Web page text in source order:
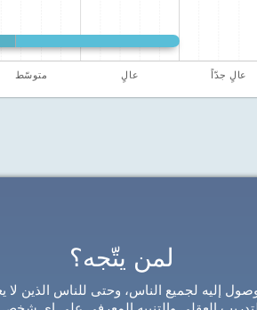
متوسّط عالٍ عالٍ جدّاً
لمن يتّجه؟
إليه لجميع الناس، وحتى للناس الذين